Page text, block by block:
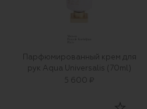
Парфюмированный крем для
рук Aqua Universalis (70ml)
5 600 ₽